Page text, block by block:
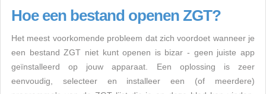
Hoe een bestand openen ZGT?
Het meest voorkomende probleem dat zich voordoet wanneer je
een bestand ZGT niet kunt openen is bizar - geen juiste app
geïnstalleerd op jouw apparaat. Een oplossing is zeer
eenvoudig, selecteer en installeer een (of meerdere)